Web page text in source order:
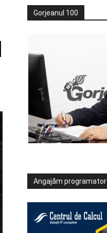
Gorjeanul 100
Angajăm programator